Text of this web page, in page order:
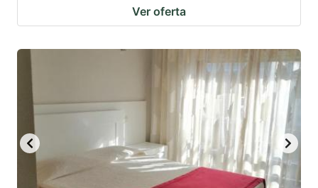
Ver oferta